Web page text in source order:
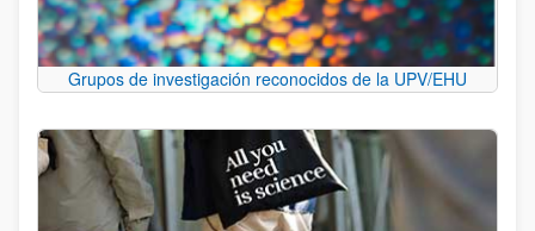
Grupos de investigación reconocidos de la UPV/EHU